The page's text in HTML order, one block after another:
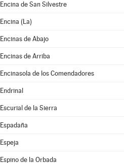
Encina de San Silvestre
Encina (La)
Encinas de Abajo
Encinas de Arriba
Encinasola de los Comendadores
Endrinal
Escurial de la Sierra
Espadaña
Espeja
Espino de la Orbada